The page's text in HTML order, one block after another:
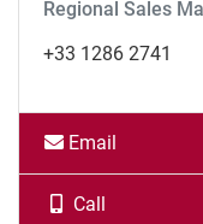
Regional Sales
+33 1286 2741
Email
Call
Call